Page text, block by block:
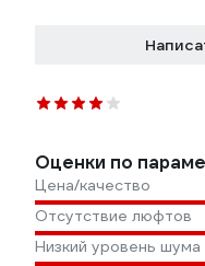
Оценки по
Цена/качество
Отсутствие люфтов
Низкий уровень шума